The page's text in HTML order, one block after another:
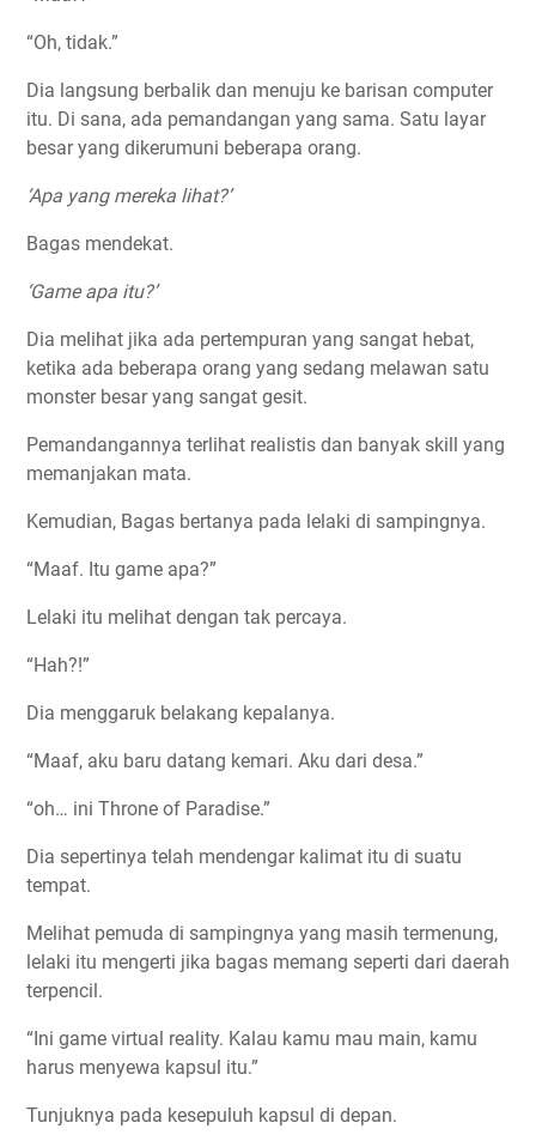
“Oh, tidak.”
Dia langsung berbalik dan menuju ke barisan computer
itu. Di sana, ada pemandangan yang sama. Satu layar
besar yang dikerumuni beberapa orang.
‘Apa yang mereka lihat?’
Bagas mendekat.
‘Game apa itu?’
Dia melihat jika ada pertempuran yang sangat hebat,
ketika ada beberapa orang yang sedang melawan satu
monster besar yang sangat gesit.
Pemandangannya terlihat realistis dan banyak skill yang
memanjakan mata.
Kemudian, Bagas bertanya pada lelaki di sampingnya.
“Maaf. Itu game apa?”
Lelaki itu melihat dengan tak percaya.
“Hah?!”
Dia menggaruk belakang kepalanya.
“Maaf, aku baru datang kemari. Aku dari desa.”
“oh… ini Throne of Paradise.”
Dia sepertinya telah mendengar kalimat itu di suatu
tempat.
Melihat pemuda di sampingnya yang masih termenung,
lelaki itu mengerti jika bagas memang seperti dari daerah
terpencil.
“Ini game virtual reality. Kalau kamu mau main, kamu
harus menyewa kapsul itu.”
Tunjuknya pada kesepuluh kapsul di depan.